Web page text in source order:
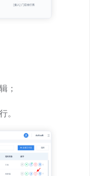
；
。